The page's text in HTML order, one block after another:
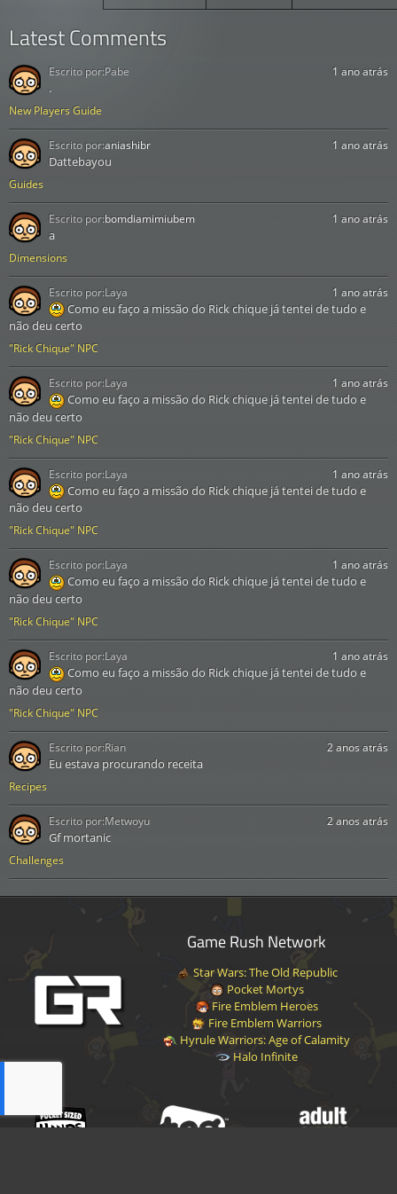
Latest Comments
New Players Guide
1 ano atrás
.
Escrito por:Pabe
Guides
1 ano atrás
Dattebayou
Escrito por:aniashibr
Dimensions
1 ano atrás
a
Escrito por:bomdiamimiubem
"Rick Chique" NPC
1 ano atrás
Como eu faço a missão do Rick chique já tentei de tudo e
não deu certo
Escrito por:Laya
"Rick Chique" NPC
1 ano atrás
Como eu faço a missão do Rick chique já tentei de tudo e
não deu certo
Escrito por:Laya
"Rick Chique" NPC
1 ano atrás
Como eu faço a missão do Rick chique já tentei de tudo e
não deu certo
Escrito por:Laya
"Rick Chique" NPC
1 ano atrás
Como eu faço a missão do Rick chique já tentei de tudo e
não deu certo
Escrito por:Laya
"Rick Chique" NPC
1 ano atrás
Como eu faço a missão do Rick chique já tentei de tudo e
não deu certo
Escrito por:Laya
Recipes
2 anos atrás
Eu estava procurando receita
Escrito por:Rian
Challenges
2 anos atrás
Gf mortanic
Escrito por:Metwoyu
Game Rush Network
Star Wars: The Old Republic
Pocket Mortys
Fire Emblem Heroes
Fire Emblem Warriors
Hyrule Warriors: Age of Calamity
Halo Infinite